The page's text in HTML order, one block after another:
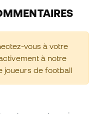
vous à votre
à notre
joueurs de football